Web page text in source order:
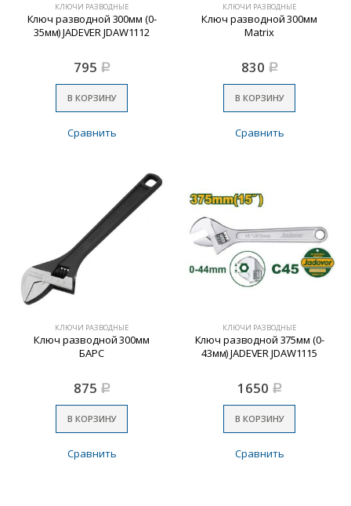
КЛЮЧИ РАЗВОДНЫЕ
Ключ разводной 300мм (0-
35мм) JADEVER JDAW1112
795 Р
В КОРЗИНУ
Сравнить
КЛЮЧИ РАЗВОДНЫЕ
Ключ разводной 300мм
Matrix
830 Р
В КОРЗИНУ
Сравнить
КЛЮЧИ РАЗВОДНЫЕ
Ключ разводной 300мм
БАРС
875 Р
В КОРЗИНУ
Сравнить
КЛЮЧИ РАЗВОДНЫЕ
Ключ разводной 375мм (0-
43мм) JADEVER JDAW1115
1650 Р
В КОРЗИНУ
Сравнить